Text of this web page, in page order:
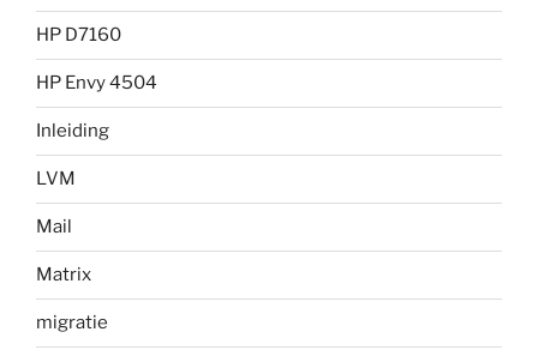
HP D7160
HP Envy 4504
Inleiding
LVM
Mail
Matrix
migratie